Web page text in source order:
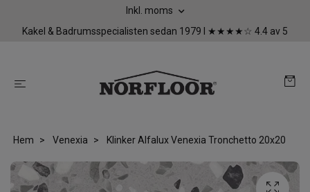
Inkl. moms
Kakel & Badrumsspecialisten sedan 1979 I ★★★★☆ 4.4 av 5
Hem Venexia Klinker Alfalux Venexia Tronchetto 20x20